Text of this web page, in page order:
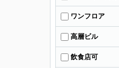
ワンフロア
高層ビル
飲食店可